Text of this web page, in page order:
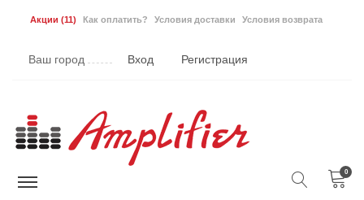
Акции (11) Как оплатить? Условия доставки Условия возврата
Ваш город Вход Регистрация
0